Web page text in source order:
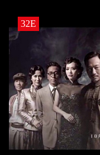
32E